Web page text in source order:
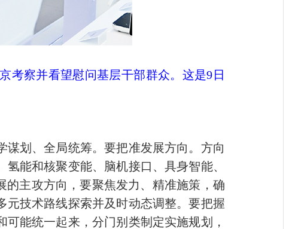
察并看望慰问基层干部群众。这是9日
划、全局统筹。要把准发展方向。方向
能和核聚变能、脑机接口、具身智能、
的主攻方向，要聚焦发力、精准施策，确
技术路线探索并及时动态调整。要把握
能统一起来，分门别类制定实施规划，